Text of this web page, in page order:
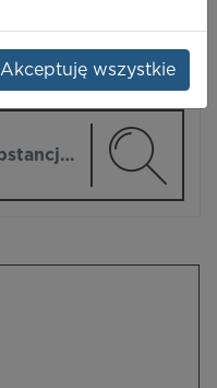
Akceptuję wszystkie